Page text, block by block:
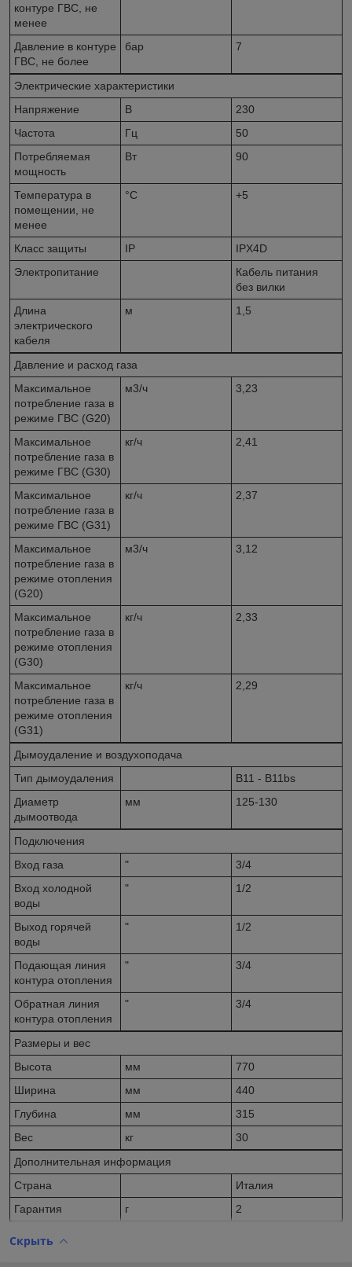
контуре ГВС, не
менее
Давление в контуре
ГВС, не более
бар 7
Электрические характеристики
Напряжение
В
230
Частота
Гц
50
Потребляемая
мощность
Вт 90
Температура в
помещении, не
менее
°C +5
Класс защиты IP
IPX4D
Электропитание
Кабель питания
без вилки
Длина
электрического
кабеля
м 1,5
Давление и расход газа
Максимальное
потребление газа в
режиме ГВС (G20)
м3/ч 3,23
Максимальное
потребление газа в
режиме ГВС (G30)
кг/ч 2,41
Максимальное
потребление газа в
режиме ГВС (G31)
кг/ч 2,37
Максимальное
потребление газа в
режиме отопления
(G20)
м3/ч 3,12
Максимальное
потребление газа в
режиме отопления
(G30)
кг/ч 2,33
Максимальное
потребление газа в
режиме отопления
(G31)
кг/ч 2,29
Дымоудаление и воздухоподача
Тип дымоудаления
B11 - B11bs
Диаметр
дымоотвода
мм 125-130
Подключения
Вход газа
"
3/4
Вход холодной
воды
" 1/2
Выход горячей
воды
" 1/2
Подающая линия
контура отопления
" 3/4
Обратная линия
контура отопления
" 3/4
Размеры и вес
Высота
мм
770
Ширина
мм
440
Глубина
мм
315
Вес
кг
30
Дополнительная информация
Страна
Италия
Гарантия
г 2
Скрыть